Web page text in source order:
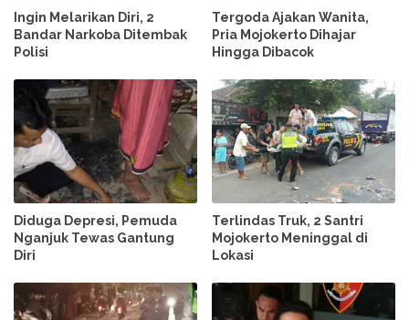
Ingin Melarikan Diri, 2
Bandar Narkoba Ditembak
Polisi
Tergoda Ajakan Wanita,
Pria Mojokerto Dihajar
Hingga Dibacok
Diduga Depresi, Pemuda
Nganjuk Tewas Gantung
Diri
Terlindas Truk, 2 Santri
Mojokerto Meninggal di
Lokasi